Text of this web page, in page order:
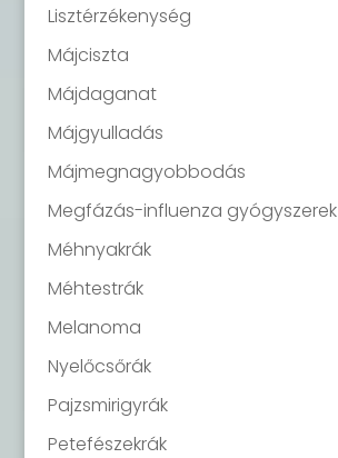
Lisztérzékenység
Májciszta
Májdaganat
Májgyulladás
Májmegnagyobbodás
Megfázás-influenza gyógyszerek
Méhnyakrák
Méhtestrák
Melanoma
Nyelőcsőrák
Pajzsmirigyrák
Petefészekrák